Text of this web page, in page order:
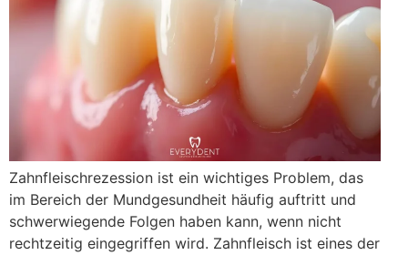
Zahnfleischrezession ist ein wichtiges Problem, das
im Bereich der Mundgesundheit häufig auftritt und
schwerwiegende Folgen haben kann, wenn nicht
rechtzeitig eingegriffen wird. Zahnfleisch ist eines der